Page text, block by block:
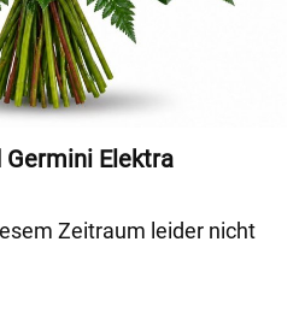
Germini Elektra
Zeitraum leider nicht